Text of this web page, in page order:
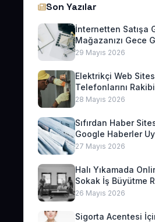
Son Yazılar
İnternetten Satışa
Mağazanızı Gece
29 Mayıs 2026
Elektrikçi Web
Telefonlarını
28 Mayıs 2026
Sıfırdan Haber
Google Haberler
Geliri
27 Mayıs 2026
Halı Yıkamada
Sokak İş Büyütme
26 Mayıs 2026
Sigorta Acentesi